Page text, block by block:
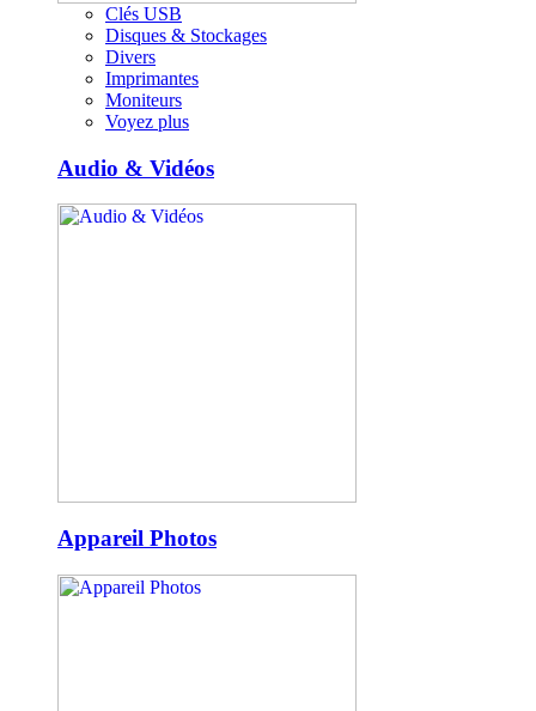
Clés USB
Disques & Stockages
Divers
Imprimantes
Moniteurs
Voyez plus
Audio & Vidéos
Appareil Photos